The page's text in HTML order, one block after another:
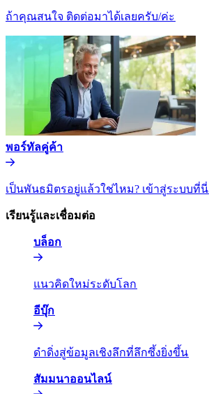
ถ้าคุณสนใจ ติดต่อมาได้เลยครับ/ค่ะ​​
พอร์ทัลคู่ค้า​​
เป็นพันธมิตรอยู่แล้วใช่ไหม? เข้าสู่ระบบที่นี่​​
เรียนรู้และเชื่อมต่อ​​
บล็อก​​
แนวคิดใหม่ระดับโลก​​
อีบุ๊ก​​
ดำดิ่งสู่ข้อมูลเชิงลึกที่ลึกซึ้งยิ่งขึ้น​​
สัมมนาออนไลน์​​